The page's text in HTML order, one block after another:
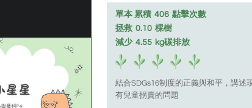
單本 累積 406 點擊次數
拯救 0.10 棵樹
減少 4.55 kg碳排放
結合SDGs16制度的正義與和平，講述
有兒童拐賣的問題